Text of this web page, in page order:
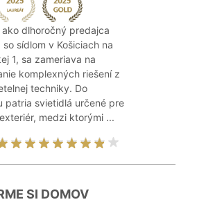
ako dlhoročný predajca
sídlom v Košiciach na
1, sa zameriava na
komplexných riešení z
techniky. Do
patria svietidlá určené pre
medzi ktorými ...
SI DOMOV